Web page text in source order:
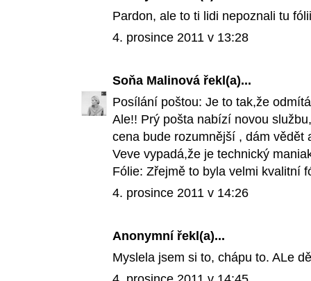
Pardon, ale to ti lidi nepoznali tu
4. prosince 2011 v 13:28
Soňa Malinová řekl(a)...
Posílání poštou: Je to tak,že
Ale!! Prý pošta nabízí novou
cena bude rozumnější , dám vědět
Veve vypadá,že je technický
Fólie: Zřejmě to byla velmi kvalitní
4. prosince 2011 v 14:26
Anonymní řekl(a)...
Myslela jsem si to, chápu to. ALe